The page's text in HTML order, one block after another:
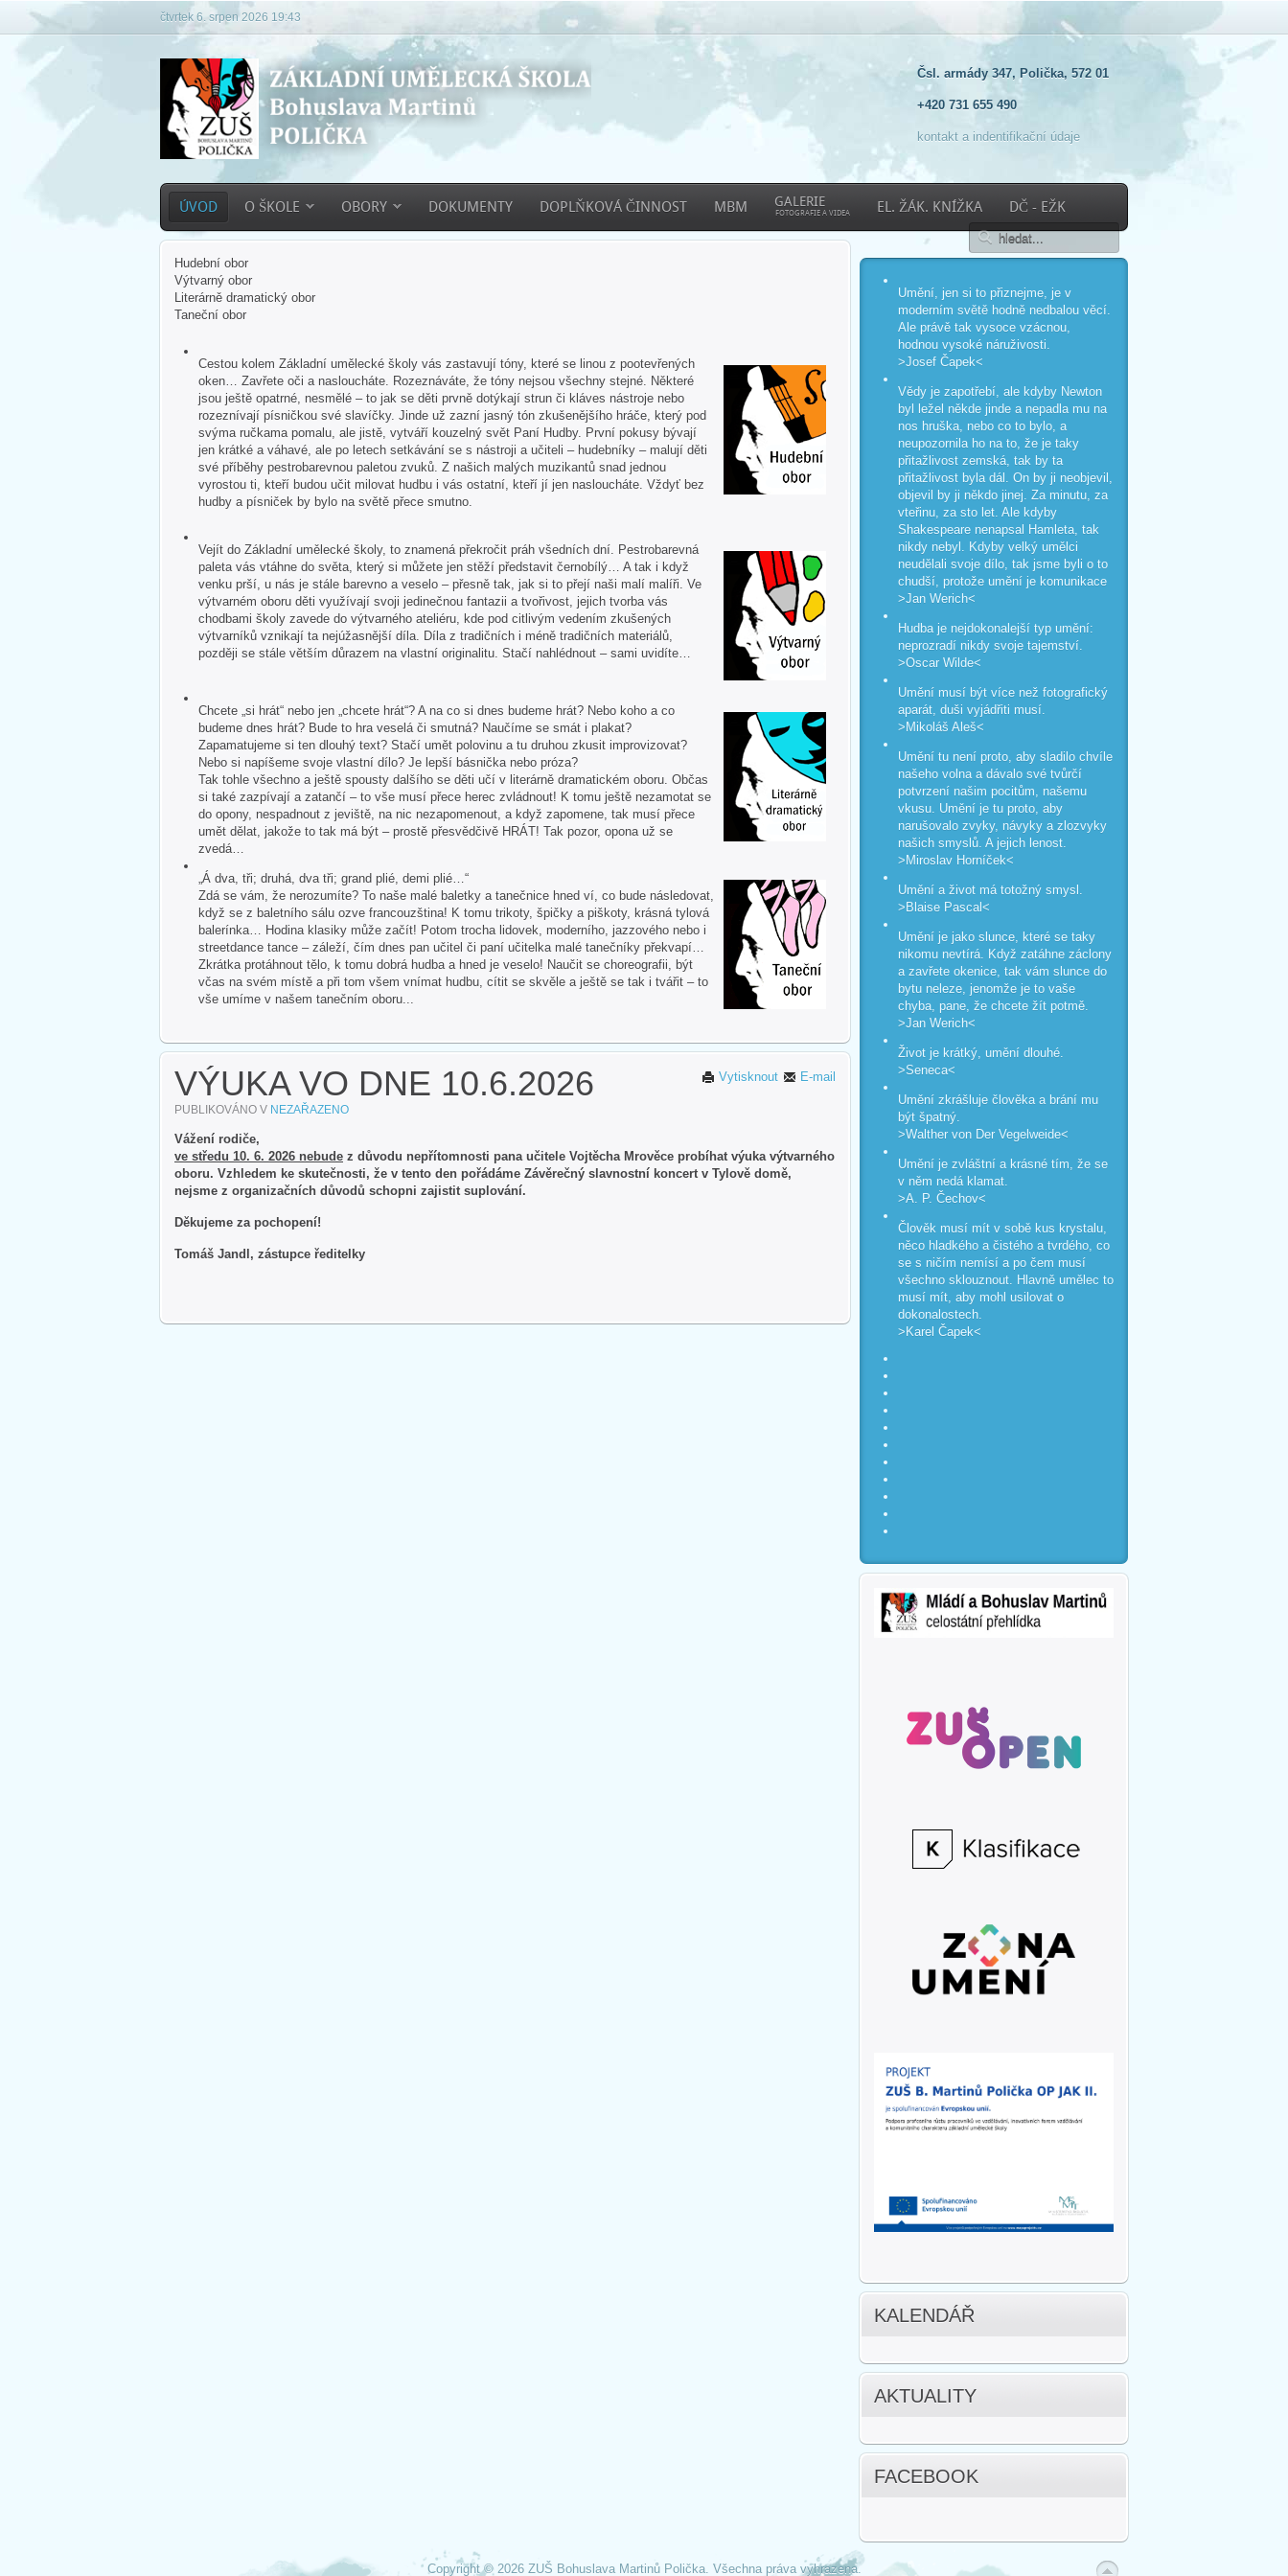
čtvrtek 6. srpen 2026 19:43
Čsl. armády 347, Polička, 572 01
+420 731 655 490
kontakt a indentifikační údaje
ÚVOD O ŠKOLE OBORY DOKUMENTY DOPLŇKOVÁ ČINNOST MBM GALERIE
FOTOGRAFIE A VIDEA EL. ŽÁK. KNÍŽKA DČ - EŽK
Hudební obor
Výtvarný obor
Literárně dramatický obor
Taneční obor
Cestou kolem Základní umělecké školy vás zastavují tóny, které se linou z pootevřených
oken… Zavřete oči a nasloucháte. Rozeznáváte, že tóny nejsou všechny stejné. Některé
jsou ještě opatrné, nesmělé – to jak se děti prvně dotýkají strun či kláves nástroje nebo
rozeznívají písničkou své slavíčky. Jinde už zazní jasný tón zkušenějšího hráče, který pod
svýma ručkama pomalu, ale jistě, vytváří kouzelný svět Paní Hudby. První pokusy bývají
jen krátké a váhavé, ale po letech setkávání se s nástroji a učiteli – hudebníky – malují děti
své příběhy pestrobarevnou paletou zvuků. Z našich malých muzikantů snad jednou
vyrostou ti, kteří budou učit milovat hudbu i vás ostatní, kteří jí jen nasloucháte. Vždyť bez
hudby a písniček by bylo na světě přece smutno.
Vejít do Základní umělecké školy, to znamená překročit práh všedních dní. Pestrobarevná
paleta vás vtáhne do světa, který si můžete jen stěží představit černobílý… A tak i když
venku prší, u nás je stále barevno a veselo – přesně tak, jak si to přejí naši malí malíři. Ve
výtvarném oboru děti využívají svoji jedinečnou fantazii a tvořivost, jejich tvorba vás
chodbami školy zavede do výtvarného ateliéru, kde pod citlivým vedením zkušených
výtvarníků vznikají ta nejúžasnější díla. Díla z tradičních i méně tradičních materiálů,
později se stále větším důrazem na vlastní originalitu. Stačí nahlédnout – sami uvidíte…
Chcete „si hrát“ nebo jen „chcete hrát“? A na co si dnes budeme hrát? Nebo koho a co
budeme dnes hrát? Bude to hra veselá či smutná? Naučíme se smát i plakat?
Zapamatujeme si ten dlouhý text? Stačí umět polovinu a tu druhou zkusit improvizovat?
Nebo si napíšeme svoje vlastní dílo? Je lepší básnička nebo próza?
Tak tohle všechno a ještě spousty dalšího se děti učí v literárně dramatickém oboru. Občas
si také zazpívají a zatančí – to vše musí přece herec zvládnout! K tomu ještě nezamotat se
do opony, nespadnout z jeviště, na nic nezapomenout, a když zapomene, tak musí přece
umět dělat, jakože to tak má být – prostě přesvědčivě HRÁT! Tak pozor, opona už se
zvedá…
„Á dva, tři; druhá, dva tři; grand plié, demi plié…“
Zdá se vám, že nerozumíte? To naše malé baletky a tanečnice hned ví, co bude následovat,
když se z baletního sálu ozve francouzština! K tomu trikoty, špičky a piškoty, krásná tylová
balerínka… Hodina klasiky může začít! Potom trocha lidovek, moderního, jazzového nebo i
streetdance tance – záleží, čím dnes pan učitel či paní učitelka malé tanečníky překvapí…
Zkrátka protáhnout tělo, k tomu dobrá hudba a hned je veselo! Naučit se choreografii, být
včas na svém místě a při tom všem vnímat hudbu, cítit se skvěle a ještě se tak i tvářit – to
vše umíme v našem tanečním oboru...
E-mail
Vytisknout
VÝUKA VO DNE 10.6.2026
PUBLIKOVÁNO V NEZAŘAZENO
Vážení rodiče,
ve středu 10. 6. 2026 nebude z důvodu nepřítomnosti pana učitele Vojtěcha Mrověce probíhat výuka výtvarného
oboru. Vzhledem ke skutečnosti, že v tento den pořádáme Závěrečný slavnostní koncert v Tylově domě,
nejsme z organizačních důvodů schopni zajistit suplování.
Děkujeme za pochopení!
Tomáš Jandl, zástupce ředitelky
Umění, jen si to přiznejme, je v
moderním světě hodně nedbalou věcí.
Ale právě tak vysoce vzácnou,
hodnou vysoké náruživosti.
>Josef Čapek<
Vědy je zapotřebí, ale kdyby Newton
byl ležel někde jinde a nepadla mu na
nos hruška, nebo co to bylo, a
neupozornila ho na to, že je taky
přitažlivost zemská, tak by ta
přitažlivost byla dál. On by ji neobjevil,
objevil by ji někdo jinej. Za minutu, za
vteřinu, za sto let. Ale kdyby
Shakespeare nenapsal Hamleta, tak
nikdy nebyl. Kdyby velký umělci
neudělali svoje dílo, tak jsme byli o to
chudší, protože umění je komunikace
>Jan Werich<
Hudba je nejdokonalejší typ umění:
neprozradí nikdy svoje tajemství.
>Oscar Wilde<
Umění musí být více než fotografický
aparát, duši vyjádřiti musí.
>Mikoláš Aleš<
Umění tu není proto, aby sladilo chvíle
našeho volna a dávalo své tvůrčí
potvrzení našim pocitům, našemu
vkusu. Umění je tu proto, aby
narušovalo zvyky, návyky a zlozvyky
našich smyslů. A jejich lenost.
>Miroslav Horníček<
Umění a život má totožný smysl.
>Blaise Pascal<
Umění je jako slunce, které se taky
nikomu nevtírá. Když zatáhne záclony
a zavřete okenice, tak vám slunce do
bytu neleze, jenomže je to vaše
chyba, pane, že chcete žít potmě.
>Jan Werich<
Život je krátký, umění dlouhé.
>Seneca<
Umění zkrášluje člověka a brání mu
být špatný.
>Walther von Der Vegelweide<
Umění je zvláštní a krásné tím, že se
v něm nedá klamat.
>A. P. Čechov<
Člověk musí mít v sobě kus krystalu,
něco hladkého a čistého a tvrdého, co
se s ničím nemísí a po čem musí
všechno sklouznout. Hlavně umělec to
musí mít, aby mohl usilovat o
dokonalostech.
>Karel Čapek<
KALENDÁŘ
AKTUALITY
FACEBOOK
Copyright © 2026 ZUŠ Bohuslava Martinů Polička. Všechna práva vyhrazena.